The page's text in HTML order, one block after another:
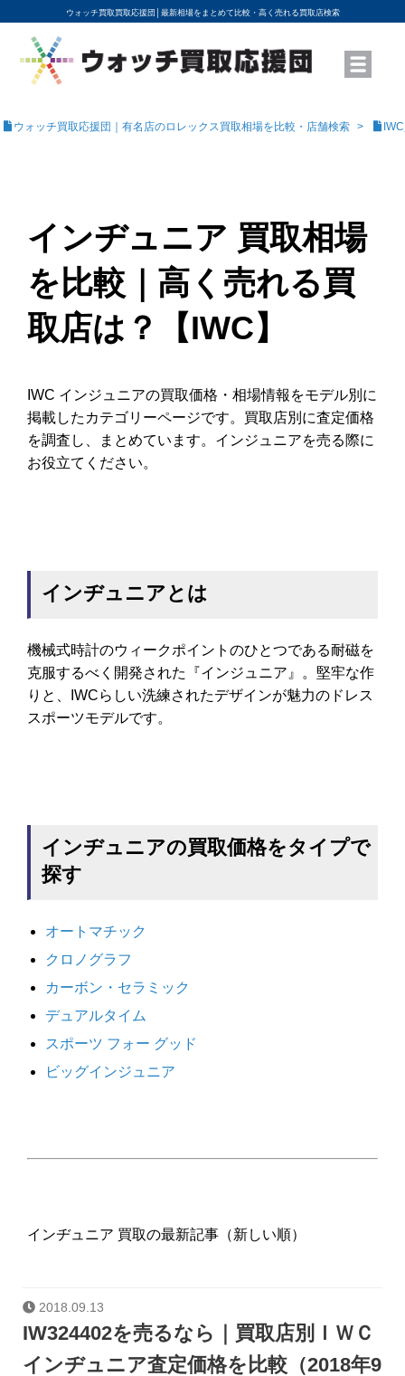
ウォッチ買取買取応援団│ 最新相場をまとめて比較・高く売れる買取店検索
YouTubeで動画を公開中
ROLEXモデル名から買取相場を調べる
高級時計ブランド名から買取相場を調べる
地域から買取店を探す
店舗名から買取店を探す
ブランド時計を高く売る方法
買取査定を依頼する
ウォッチ買取応援団｜有名店のロレックス買取相場を比較・店舗検索
インヂュニア 買取相場
を比較｜高く売れる買
取店は？【IWC】
IWC インジュニアの買取価格・相場情報をモデル別に
掲載したカテゴリーページです。買取店別に査定価格
を調査し、まとめています。インジュニアを売る際に
お役立てください。
インヂュニアとは
機械式時計のウィークポイントのひとつである耐磁を
克服するべく開発された『インジュニア』。堅牢な作
りと、IWCらしい洗練されたデザインが魅力のドレス
スポーツモデルです。
インヂュニアの買取価格をタイプで
探す
オートマチック
クロノグラフ
カーボン・セラミック
デュアルタイム
スポーツ フォー グッド
ビッグインジュニア
インヂュニア 買取の最新記事（新しい順）
2018.09.13
IW324402を売るなら｜買取店別ＩＷＣ
インヂュニア査定価格を比較（2018年9